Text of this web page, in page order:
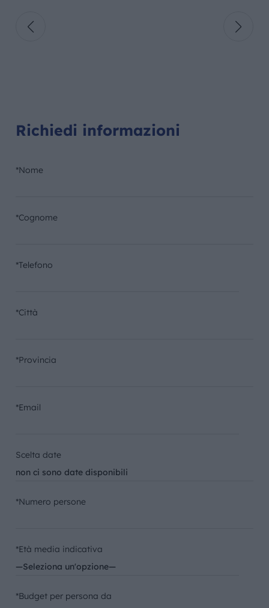
Richiedi informazioni
*Nome
*Cognome
*Telefono
*Città
*Provincia
*Email
Scelta date
*Numero persone
*Età media indicativa
*Budget per persona da